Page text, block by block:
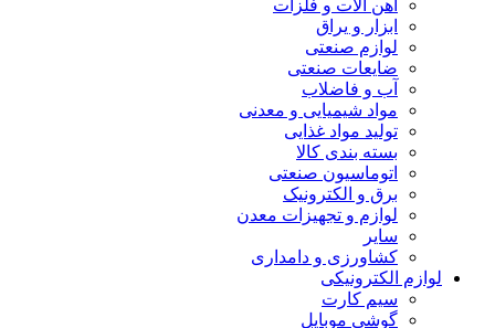
آهن آلات و فلزات
ابزار و یراق
لوازم صنعتی
ضایعات صنعتی
آب و فاضلاب
مواد شیمیایی و معدنی
تولید مواد غذایی
بسته بندی کالا
اتوماسیون صنعتی
برق و الکترونیک
لوازم و تجهیزات معدن
سایر
کشاورزی و دامداری
لوازم الکترونیکی
سیم کارت
گوشی موبایل